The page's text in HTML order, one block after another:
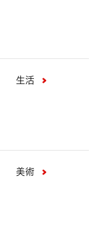
生活
美術